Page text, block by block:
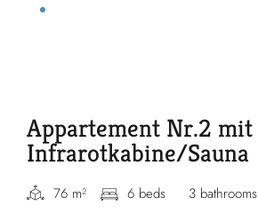
Appartement Nr.2 mit
Infrarotkabine/Sauna
76 m² 6 beds 3 bathrooms